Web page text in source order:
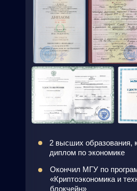
ИНВЕСТОР
0₽
1990₽
5 эфиров интенсива
ИДУ НА БАЗОВЫЙ
Личный чат с куратором 1 на 1
Персональная консультация
Доступ к надёжному обменнику
Сертификат в конце обучения